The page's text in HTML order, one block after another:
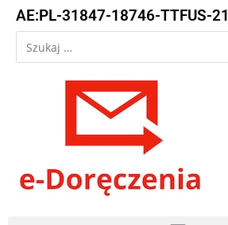
AE:PL-31847-18746-TTFUS-21